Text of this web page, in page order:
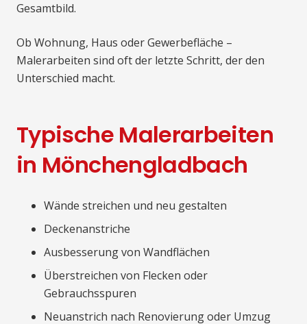
Gesamtbild.
Ob Wohnung, Haus oder Gewerbefläche –
Malerarbeiten sind oft der letzte Schritt, der den
Unterschied macht.
Typische Malerarbeiten
in Mönchengladbach
Wände streichen und neu gestalten
Deckenanstriche
Ausbesserung von Wandflächen
Überstreichen von Flecken oder
Gebrauchsspuren
Neuanstrich nach Renovierung oder Umzug